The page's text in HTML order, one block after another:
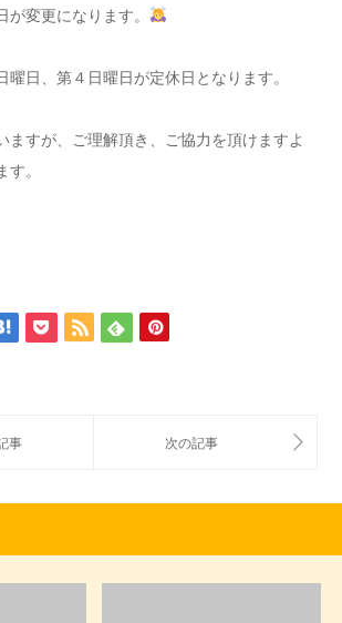
が変更になります。
曜日、第４日曜日が定休日となります。
ますが、ご理解頂き、ご協力を頂けますよ
。